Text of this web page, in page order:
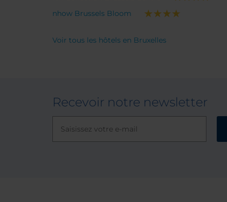
nhow Brussels Bloom
Voir tous les hôtels en Bruxelles
Recevoir notre newsletter